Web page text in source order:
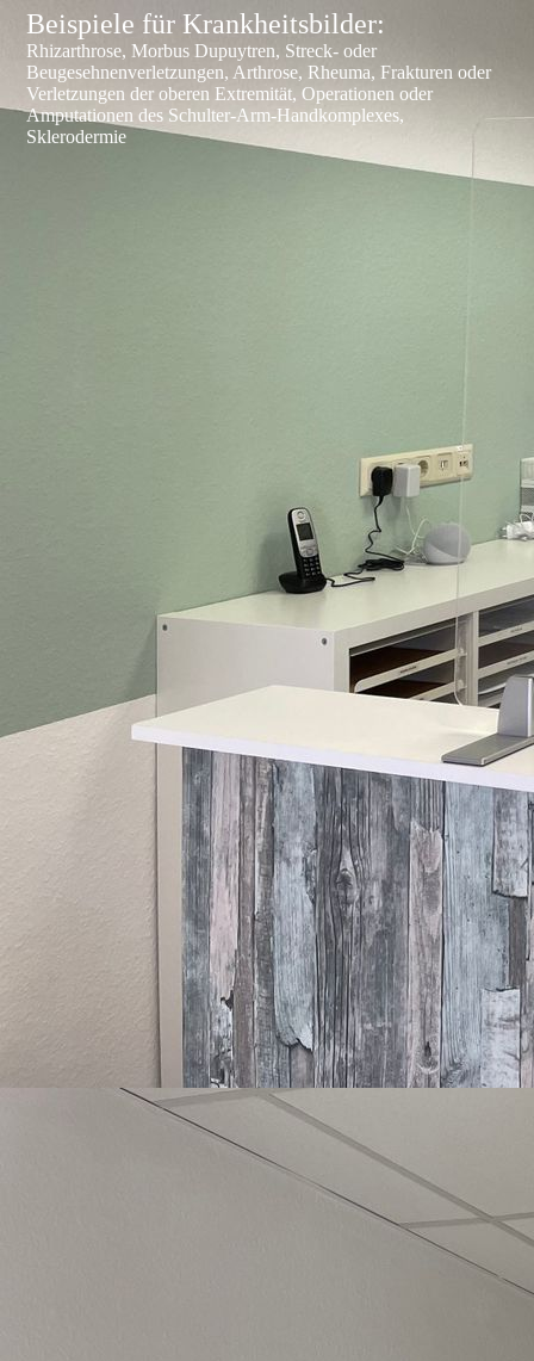
Beispiele für Krankheitsbilder:
Rhizarthrose, Morbus Dupuytren, Streck- oder
Beugesehnenverletzungen, Arthrose, Rheuma, Frakturen oder
Verletzungen der oberen Extremität, Operationen oder
Amputationen des Schulter-Arm-Handkomplexes,
Sklerodermie